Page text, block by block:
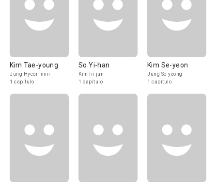
Kim Tae-young
Jung Hyeon-min
1 capítulo
So Yi-han
Kim In-jun
1 capítulo
Kim Se-yeon
Jung So-yeong
1 capítulo